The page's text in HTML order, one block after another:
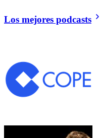
Los mejores podcasts